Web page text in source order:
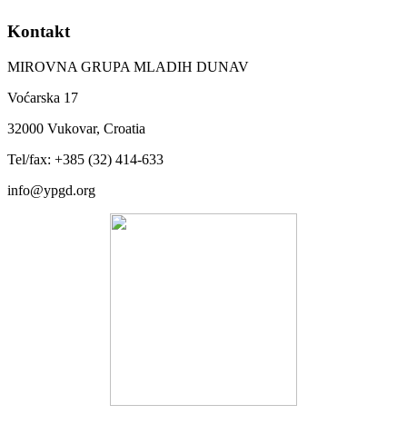
Kontakt
MIROVNA GRUPA MLADIH DUNAV
Voćarska 17
32000 Vukovar, Croatia
Tel/fax: +385 (32) 414-633
info@ypgd.org